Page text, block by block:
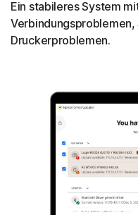
Ein stabileres System
Verbindungsproblemen,
Druckerproblemen.